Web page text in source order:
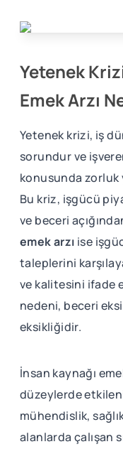
Yetenek
Emek Arzı
Yetenek krizi, iş
sorundur ve
konusunda zorluk
Bu kriz, işgücü
ve beceri
emek arzı ise
taleplerini
ve kalitesini ifade
nedeni, beceri
eksikliğidir.
İnsan kaynağı
düzeylerde
mühendislik,
alanlarda çalışan